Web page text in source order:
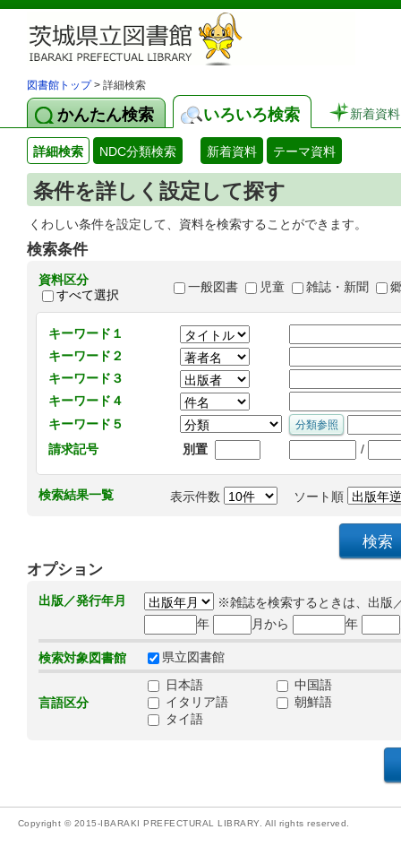
図書館トップ> 詳細検索
かんたん検索 いろいろ検索 新着資料
詳細検索 NDC分類検索 新着資料 テーマ資料
条件を詳しく設定して探す
くわしい条件を設定して、資料を検索することができます。
検索条件
資料区分
すべて選択
一般図書 児童 雑誌・新聞
キーワード１
キーワード２
キーワード３
キーワード４
キーワード５
請求記号
別置 /
検索結果一覧 表示件数 ソート順
オプション
出版／発行年月
※雑誌を検索するときは、出版
年
月から 年
検索対象図書館 県立図書館
言語区分
日本語
中国語
イタリア語
朝鮮語
タイ語
Copyright © 2015-IBARAKI PREFECTURAL LIBRARY. All rights reserved.